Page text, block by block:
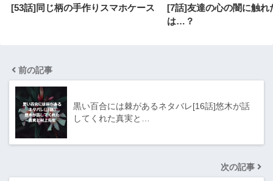
[53話]同じ柄の手作りスマホケース
[7話]友達の心の闇に触れ
は…？
前の記事
黒い百合には棘があるネタバレ[16話]悠木が話
してくれた真実と…
次の記事